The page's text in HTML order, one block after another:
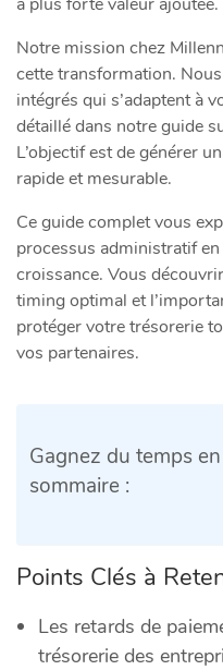
Notre mission chez
cette transformation.
intégrés qui s’adaptent à
détaillé dans notre guide
L’objectif est de générer
rapide et mesurable.
Ce guide complet vous
processus administratif
croissance. Vous
timing optimal et
protéger votre trésorerie
vos partenaires.
Gagnez du temps
sommaire :
Points Clés à
Les retards de
trésorerie des